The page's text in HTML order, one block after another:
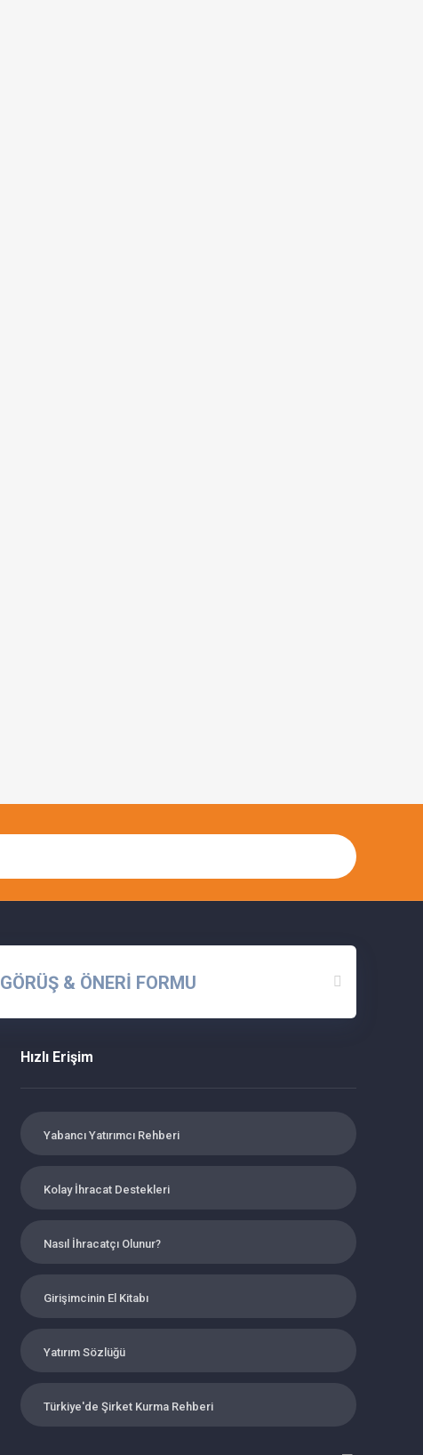
GÖRÜŞ & ÖNERİ FORMU
Hızlı Erişim
Yabancı Yatırımcı Rehberi
Kolay İhracat Destekleri
Nasıl İhracatçı Olunur?
Girişimcinin El Kitabı
Yatırım Sözlüğü
Türkiye'de Şirket Kurma Rehberi